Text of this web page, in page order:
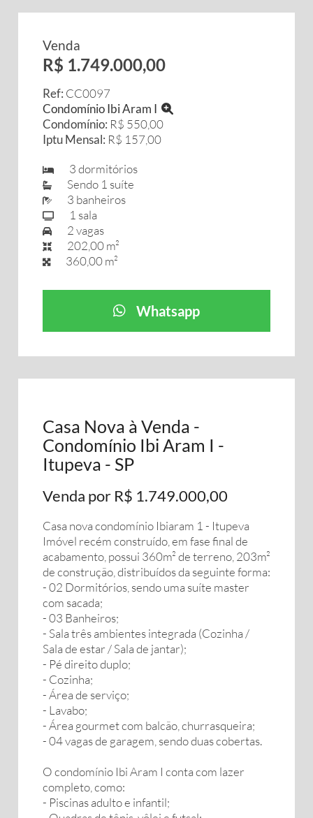
Venda
R$ 1.749.000,00
Ref: CC0097
Condomínio Ibi Aram I
Condomínio: R$ 550,00
Iptu Mensal: R$ 157,00
3 dormitórios
Sendo 1 suíte
3 banheiros
1 sala
2 vagas
202,00 m²
360,00 m²
Whatsapp
Casa Nova à Venda -
Condomínio Ibi Aram I -
Itupeva - SP
Venda por R$ 1.749.000,00
Casa nova condomínio Ibiaram 1 - Itupeva
Imóvel recém construído, em fase final de
acabamento, possui 360m² de terreno, 203m²
de construção, distribuídos da seguinte forma:
- 02 Dormitórios, sendo uma suíte master
com sacada;
- 03 Banheiros;
- Sala três ambientes integrada (Cozinha /
Sala de estar / Sala de jantar);
- Pé direito duplo;
- Cozinha;
- Área de serviço;
- Lavabo;
- Área gourmet com balcão, churrasqueira;
- 04 vagas de garagem, sendo duas cobertas.
O condomínio Ibi Aram I conta com lazer
completo, como:
- Piscinas adulto e infantil;